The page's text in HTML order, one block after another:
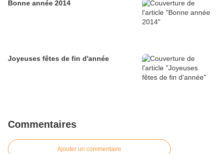
Bonne année 2014
Joyeuses fêtes de fin d'année
Commentaires
Ajouter un commentaire